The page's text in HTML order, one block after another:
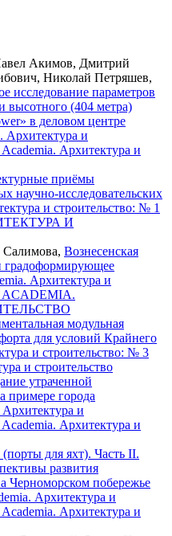
Акимов, Дмитрий
Николай Петряшев,
исследование параметров
высотного (404 метра)
в деловом центре
Архитектура и
Архитектура и
приёмы
научно-исследовательских
и строительство: № 1
И
Вознесенская
градоформирующее
Архитектура и
ACADEMIA.
модульная
для условий Крайнего
и строительство: № 3
и строительство
утраченной
примере города
и
Архитектура и
для яхт). Часть II.
развития
Черноморском побережье
Архитектура и
Архитектура и